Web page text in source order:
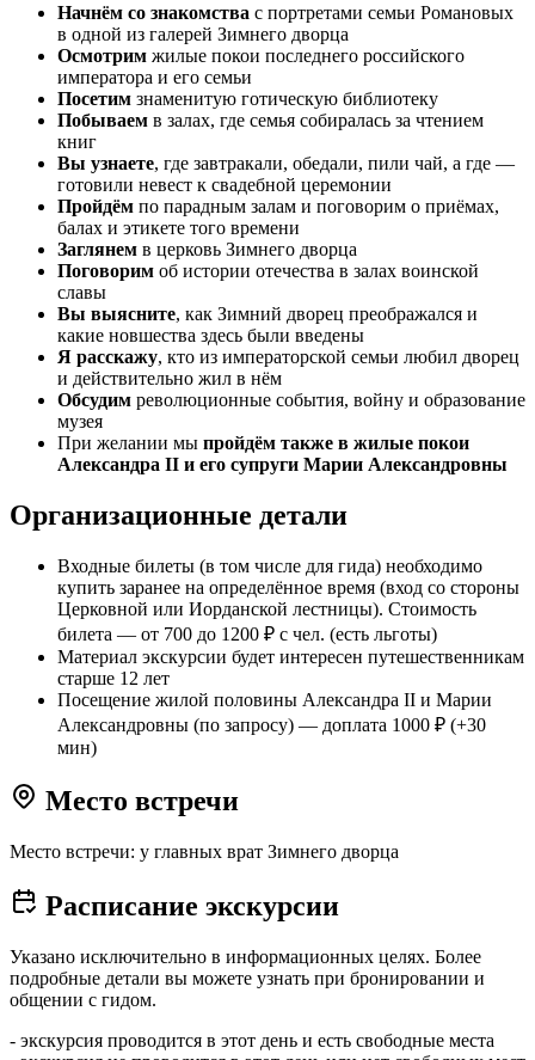
Начнём со знакомства с портретами семьи Романовых
в одной из галерей Зимнего дворца
Осмотрим жилые покои последнего российского
императора и его семьи
Посетим знаменитую готическую библиотеку
Побываем в залах, где семья собиралась за чтением
книг
Вы узнаете, где завтракали, обедали, пили чай, а где —
готовили невест к свадебной церемонии
Пройдём по парадным залам и поговорим о приёмах,
балах и этикете того времени
Заглянем в церковь Зимнего дворца
Поговорим об истории отечества в залах воинской
славы
Вы выясните, как Зимний дворец преображался и
какие новшества здесь были введены
Я расскажу, кто из императорской семьи любил дворец
и действительно жил в нём
Обсудим революционные события, войну и образование
музея
При желании мы пройдём также в жилые покои
Александра II и его супруги Марии Александровны
Организационные детали
Входные билеты (в том числе для гида) необходимо
купить заранее на определённое время (вход со стороны
Церковной или Иорданской лестницы). Стоимость
билета — от 700 до 1200 ₽ с чел. (есть льготы)
Материал экскурсии будет интересен путешественникам
старше 12 лет
Посещение жилой половины Александра II и Марии
Александровны (по запросу) — доплата 1000 ₽ (+30
мин)
Место встречи
Место встречи: у главных врат Зимнего дворца
Расписание экскурсии
Указано исключительно в информационных целях. Более
подробные детали вы можете узнать при бронировании и
общении с гидом.
- экскурсия проводится в этот день и есть свободные места